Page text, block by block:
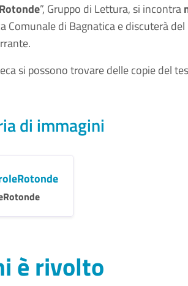
”, Gruppo di Lettura, si incontra
Comunale di Bagnatica e discuterà
si possono trovare delle copie del
di immagini
è rivolto